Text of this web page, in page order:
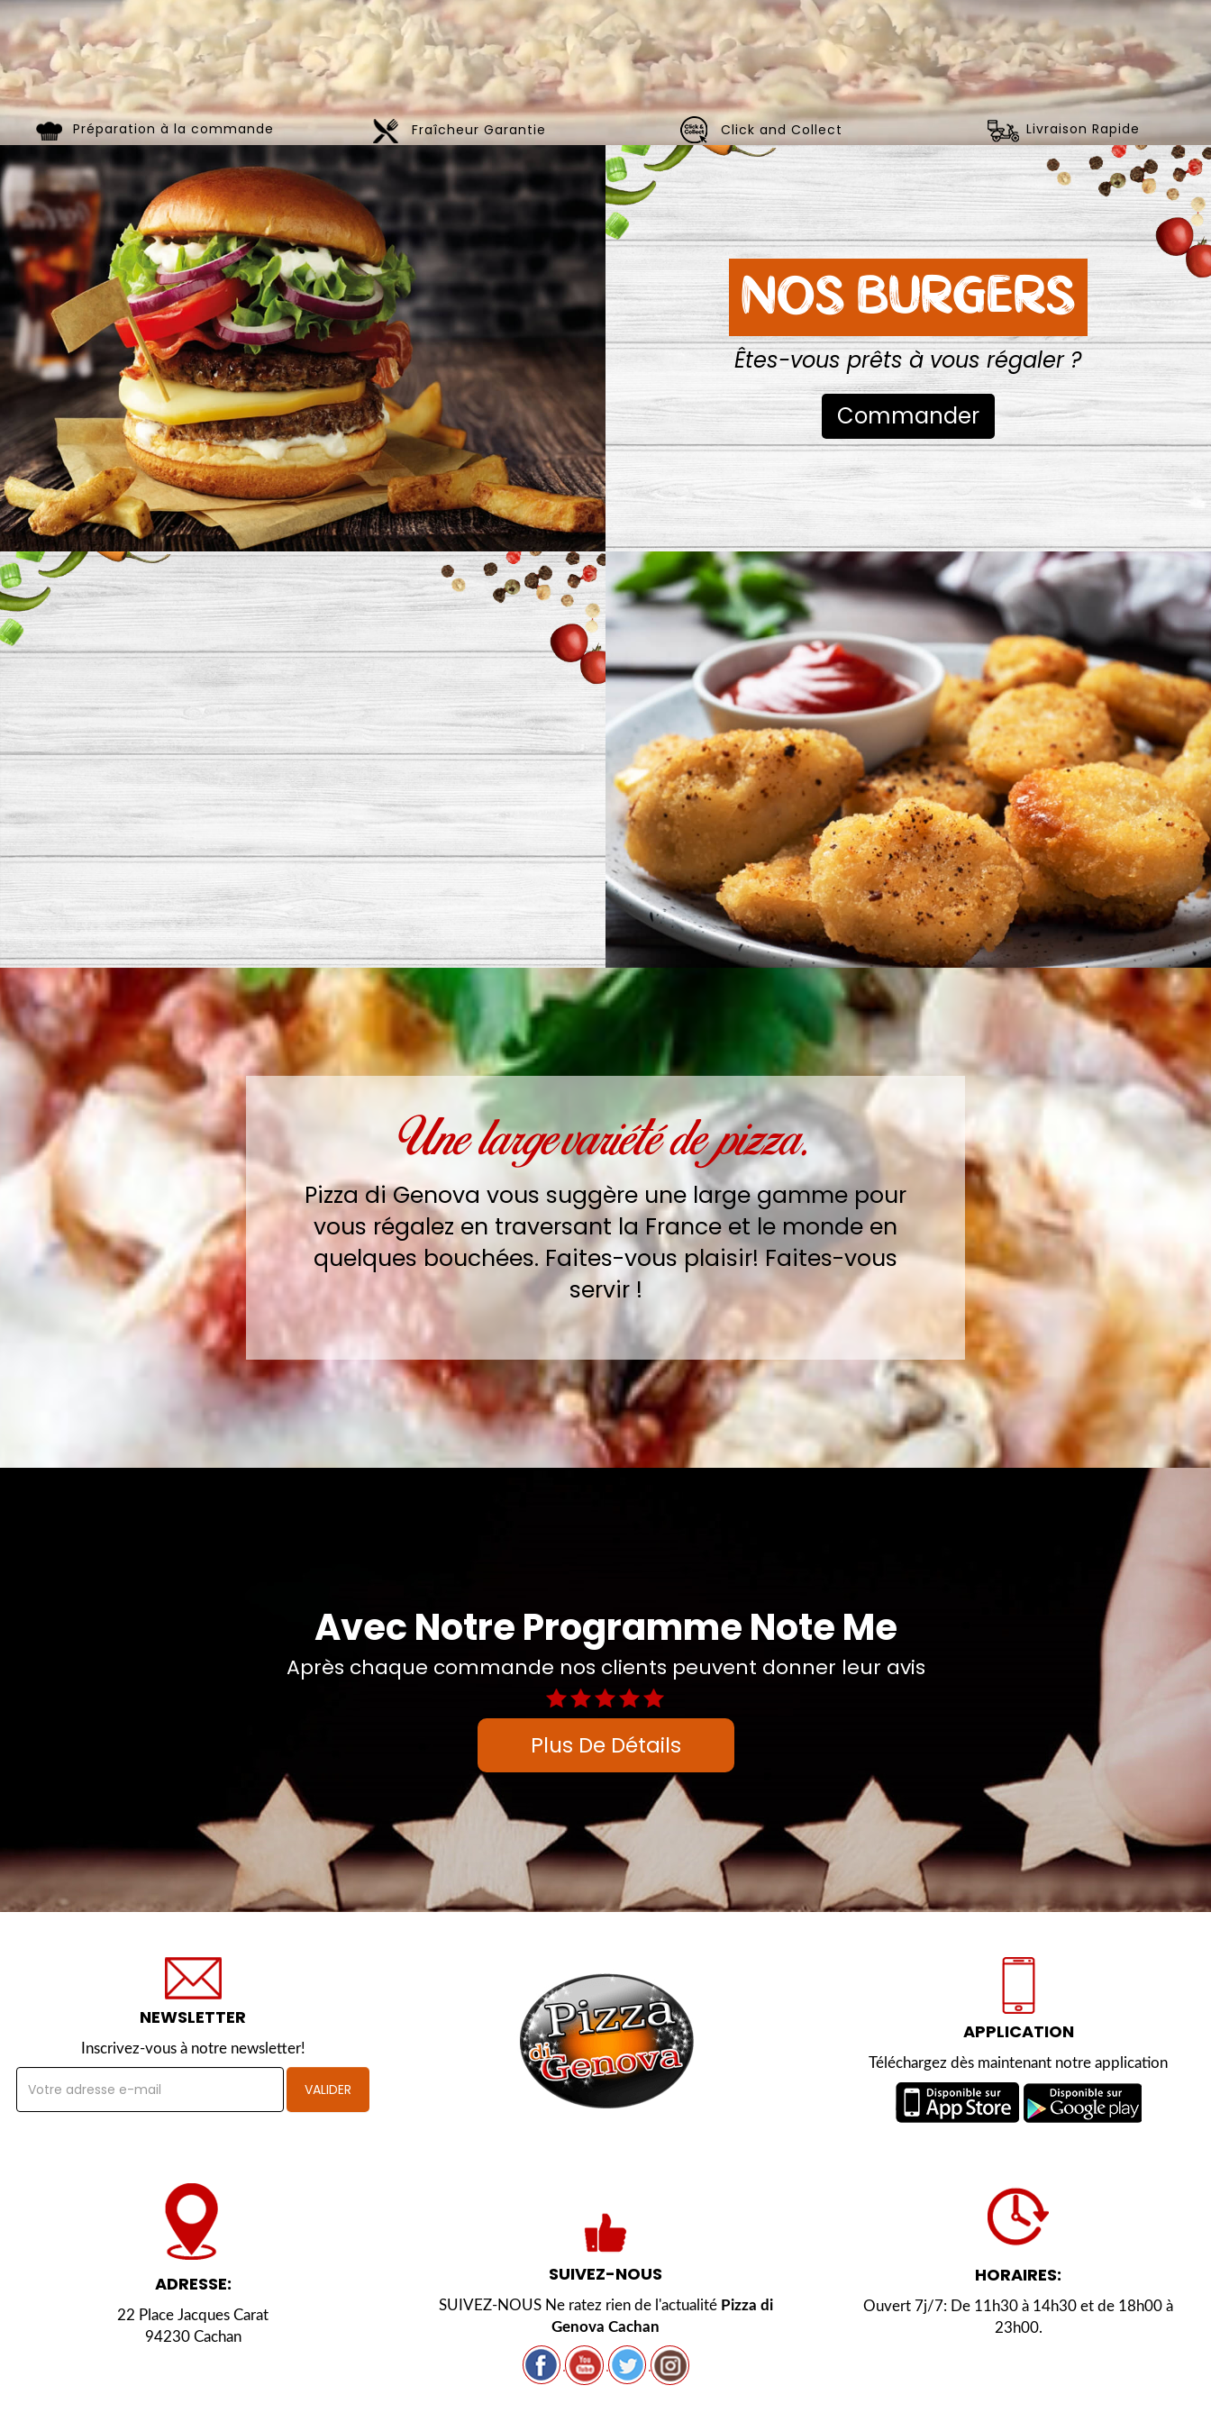
Préparation à la commande Fraîcheur Garantie Click and Collect Livraison Rapide
NOS BURGERS
Êtes-vous prêts à vous régaler ?
Commander
Une large variété de pizza.
Pizza di Genova vous suggère une large gamme pour
vous régalez en traversant la France et le monde en
quelques bouchées. Faites-vous plaisir! Faites-vous
servir !
Avec Notre Programme Note Me
Après chaque commande nos clients peuvent donner leur avis
Plus De Détails
NEWSLETTER
Inscrivez-vous à notre newsletter!
VALIDER
APPLICATION
Téléchargez dès maintenant notre application
ADRESSE:
22 Place Jacques Carat
94230 Cachan
SUIVEZ-NOUS
SUIVEZ-NOUS Ne ratez rien de l'actualité Pizza di
Genova Cachan
HORAIRES:
Ouvert 7j/7: De 11h30 à 14h30 et de 18h00 à
23h00.